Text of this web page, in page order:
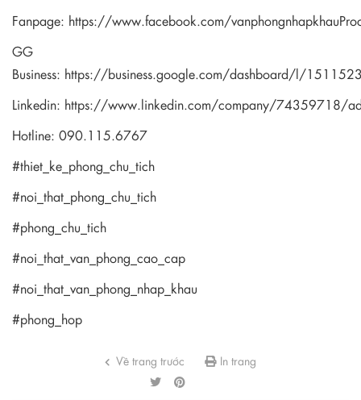
Fanpage: https://www.facebook.com/
GG
Business: https://business.google.com/dashboard/l/
Linkedin: https://www.linkedin.com/company/74359718/
Hotline: 090.115.6767
#thiet_ke_phong_chu_tich
#noi_that_phong_chu_tich
#phong_chu_tich
#noi_that_van_phong_cao_cap
#noi_that_van_phong_nhap_khau
#phong_hop
Về trang trước In trang